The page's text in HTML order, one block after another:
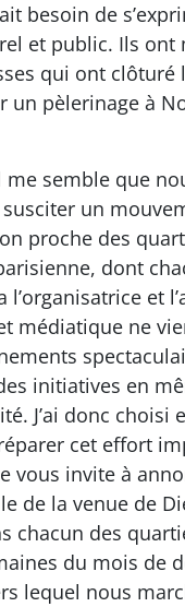
besoin de
et public. Ils
qui ont clôturé
un pèlerinage à
me semble que
un
proche des
dont
l’organisatrice et
médiatique ne
initiatives en
J’ai donc choisi
cet effort
vous invite à
de la venue de
chacun des
du mois de
lequel nous